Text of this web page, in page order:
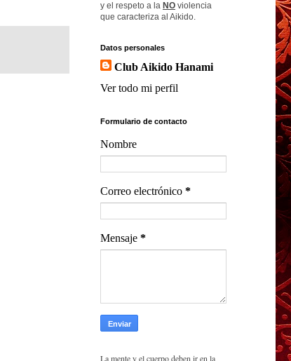
y el respeto a la NO violencia
que caracteriza al Aikido.
Datos personales
Club Aikido Hanami
Ver todo mi perfil
Formulario de contacto
Nombre
Correo electrónico *
Mensaje *
La mente y el cuerpo deben ir en la